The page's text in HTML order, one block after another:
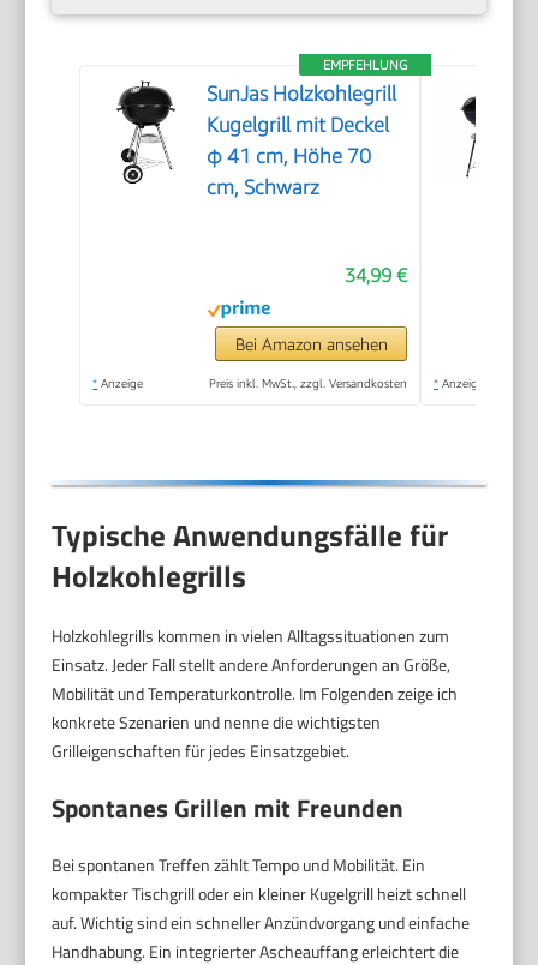
EMPFEHLUNG
SunJas Holzkohlegrill
Kugelgrill mit Deckel
φ 41 cm, Höhe 70
cm, Schwarz
34,99 €
Bei Amazon ansehen
* Anzeige Preis inkl. MwSt., zzgl. Versandkosten * Anzeige
Typische Anwendungsfälle für
Holzkohlegrills
Holzkohlegrills kommen in vielen Alltagssituationen zum
Einsatz. Jeder Fall stellt andere Anforderungen an Größe,
Mobilität und Temperaturkontrolle. Im Folgenden zeige ich
konkrete Szenarien und nenne die wichtigsten
Grilleigenschaften für jedes Einsatzgebiet.
Spontanes Grillen mit Freunden
Bei spontanen Treffen zählt Tempo und Mobilität. Ein
kompakter Tischgrill oder ein kleiner Kugelgrill heizt schnell
auf. Wichtig sind ein schneller Anzündvorgang und einfache
Handhabung. Ein integrierter Ascheauffang erleichtert die